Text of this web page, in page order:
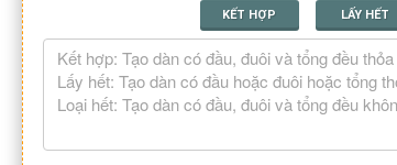
KẾT HỢP LẤY HẾT